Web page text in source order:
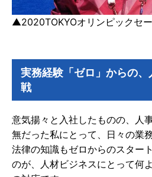
▲2020TOKYOオリンピックセ
実務経験「ゼロ」からの
戦
意気揚々と入社したものの、人
無だった私にとって、日々の業
法律の知識もゼロからのスター
のが、人材ビジネスにとって何